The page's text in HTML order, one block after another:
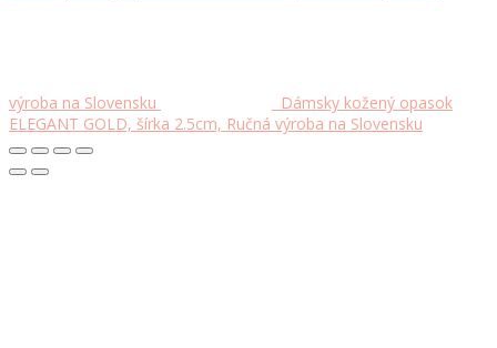
výroba na Slovensku
Dámsky kožený opasok
ELEGANT GOLD, šírka 2.5cm, Ručná výroba na Slovensku